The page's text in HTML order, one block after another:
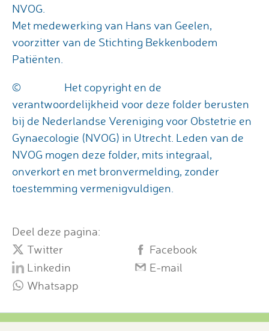
NVOG.
Met medewerking van Hans van Geelen,
voorzitter van de Stichting Bekkenbodem
Patiënten.
©
Het copyright en de
verantwoordelijkheid voor deze folder berusten
bij de Nederlandse Vereniging voor Obstetrie en
Gynaecologie (NVOG) in Utrecht. Leden van de
NVOG mogen deze folder, mits integraal,
onverkort en met bronvermelding, zonder
toestemming vermenigvuldigen.
Deel deze pagina:
Twitter
Facebook
Linkedin
E-mail
Whatsapp